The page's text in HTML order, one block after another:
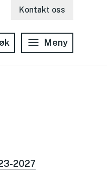
Kontakt oss
Meny
2027